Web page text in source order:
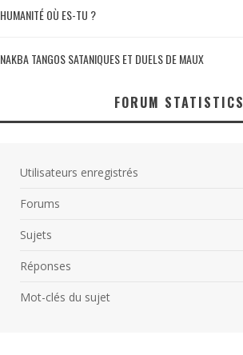
HUMANITÉ OÙ ES-TU ?
NAKBA TANGOS SATANIQUES ET DUELS DE MAUX
FORUM STATISTICS
Utilisateurs enregistrés
Forums
Sujets
Réponses
Mot-clés du sujet